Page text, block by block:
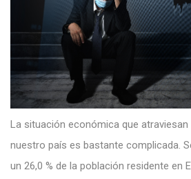
La situación económica que
nuestro país es bastante complicada.
un 26,0 % de la población residente en